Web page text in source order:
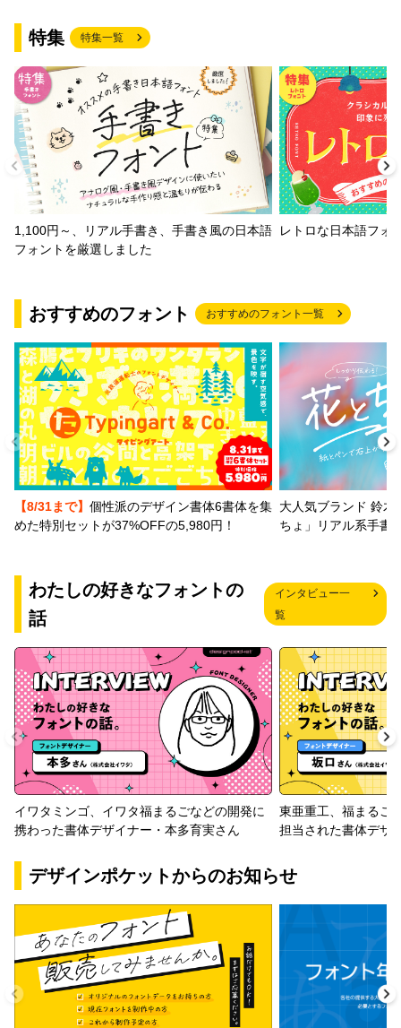
特集 特集一覧
1,100円～、リアル手書き、手書き風の日本語
フォントを厳選しました
レトロな日本語フォ
おすすめのフォント おすすめのフォント一覧
【8/31まで】 個性派のデザイン書体6書体を集
めた特別セットが37%OFFの5,980円！
大人気ブランド 鈴木
ちょ」リアル系手書
わたしの好きなフォントの
話
インタビュー一
覧
イワタミンゴ、イワタ福まるごなどの開発に
携わった書体デザイナー・本多育実さん
東亜重工、福まるご
担当された書体デザ
デザインポケットからのお知らせ